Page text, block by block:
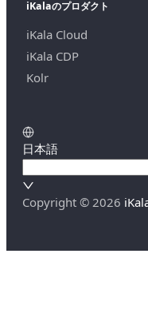
iKalaのプロダクト
iKala Cloud
iKala CDP
Kolr
日本語
Copyright © 2026